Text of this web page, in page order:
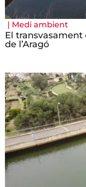
| Medi ambient
El
de l’Aragó